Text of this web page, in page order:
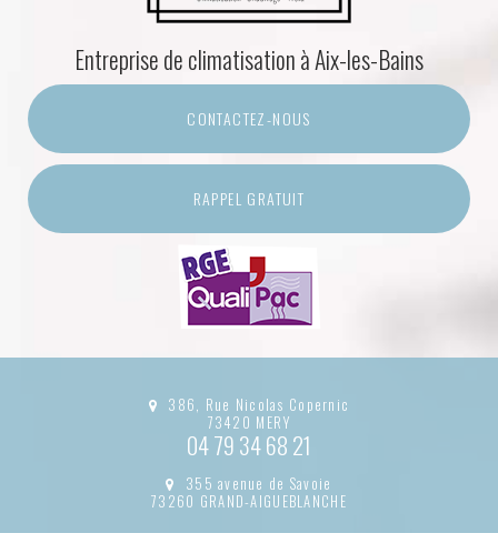
Entreprise de climatisationà Aix-les-Bains
CONTACTEZ-NOUS
RAPPEL GRATUIT
386, Rue Nicolas Copernic
73420 MERY
04 79 34 68 21
355 avenue de Savoie
73260 GRAND-AIGUEBLANCHE